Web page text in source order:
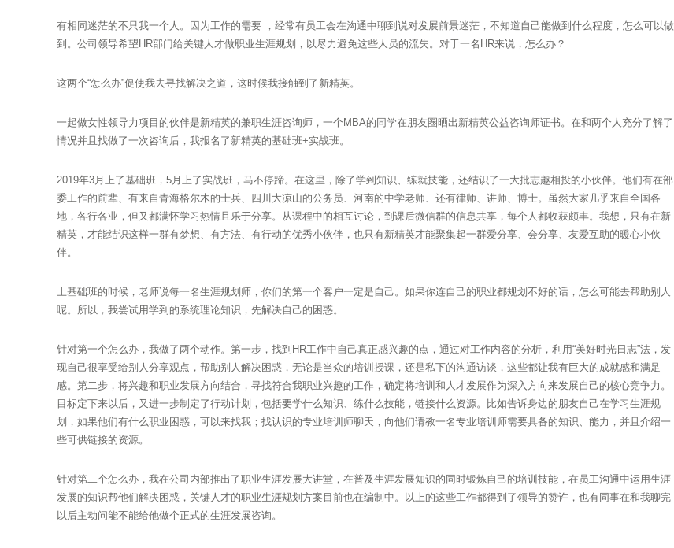
有相同迷茫的不只我一个人。因为工作的需要 ，经常有员工会在沟通中聊到说对发展前景迷茫，不知道自己能做到什么程度，怎么可以做
到。公司领导希望HR部门给关键人才做职业生涯规划，以尽力避免这些人员的流失。对于一名HR来说，怎么办？
这两个“怎么办”促使我去寻找解决之道，这时候我接触到了新精英。
一起做女性领导力项目的伙伴是新精英的兼职生涯咨询师，一个MBA的同学在朋友圈晒出新精英公益咨询师证书。在和两个人充分了解了
情况并且找做了一次咨询后，我报名了新精英的基础班+实战班。
2019年3月上了基础班，5月上了实战班，马不停蹄。在这里，除了学到知识、练就技能，还结识了一大批志趣相投的小伙伴。他们有在部
委工作的前辈、有来自青海格尔木的士兵、四川大凉山的公务员、河南的中学老师、还有律师、讲师、博士。虽然大家几乎来自全国各
地，各行各业，但又都满怀学习热情且乐于分享。从课程中的相互讨论，到课后微信群的信息共享，每个人都收获颇丰。我想，只有在新
精英，才能结识这样一群有梦想、有方法、有行动的优秀小伙伴，也只有新精英才能聚集起一群爱分享、会分享、友爱互助的暖心小伙
伴。
上基础班的时候，老师说每一名生涯规划师，你们的第一个客户一定是自己。如果你连自己的职业都规划不好的话，怎么可能去帮助别人
呢。所以，我尝试用学到的系统理论知识，先解决自己的困惑。
针对第一个怎么办，我做了两个动作。第一步，找到HR工作中自己真正感兴趣的点，通过对工作内容的分析，利用“美好时光日志”法，发
现自己很享受给别人分享观点，帮助别人解决困惑，无论是当众的培训授课，还是私下的沟通访谈，这些都让我有巨大的成就感和满足
感。第二步，将兴趣和职业发展方向结合，寻找符合我职业兴趣的工作，确定将培训和人才发展作为深入方向来发展自己的核心竞争力。
目标定下来以后，又进一步制定了行动计划，包括要学什么知识、练什么技能，链接什么资源。比如告诉身边的朋友自己在学习生涯规
划，如果他们有什么职业困惑，可以来找我；找认识的专业培训师聊天，向他们请教一名专业培训师需要具备的知识、能力，并且介绍一
些可供链接的资源。
针对第二个怎么办，我在公司内部推出了职业生涯发展大讲堂，在普及生涯发展知识的同时锻炼自己的培训技能，在员工沟通中运用生涯
发展的知识帮他们解决困惑，关键人才的职业生涯规划方案目前也在编制中。以上的这些工作都得到了领导的赞许，也有同事在和我聊完
以后主动问能不能给他做个正式的生涯发展咨询。